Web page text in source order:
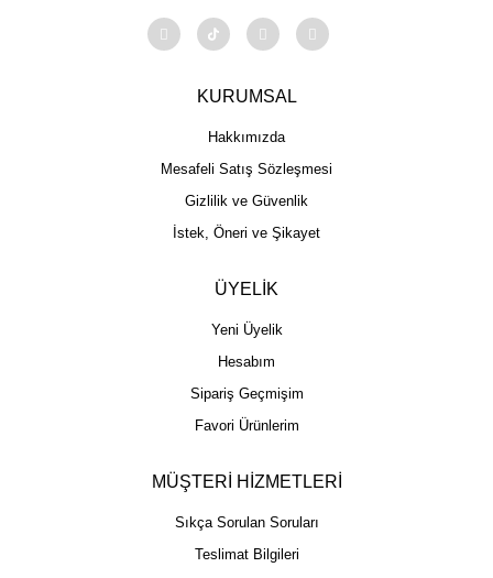
KURUMSAL
Hakkımızda
Mesafeli Satış Sözleşmesi
Gizlilik ve Güvenlik
İstek, Öneri ve Şikayet
ÜYELİK
Yeni Üyelik
Hesabım
Sipariş Geçmişim
Favori Ürünlerim
MÜŞTERİ HİZMETLERİ
Sıkça Sorulan Soruları
Teslimat Bilgileri